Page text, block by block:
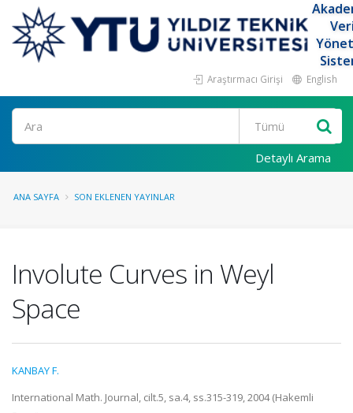
Araştırmacı Girişi English
Ara
Detaylı Arama
ANA SAYFA SON EKLENEN YAYINLAR
Involute Curves in Weyl
Space
KANBAY F.
International Math. Journal, cilt.5, sa.4, ss.315-319, 2004 (Hakemli